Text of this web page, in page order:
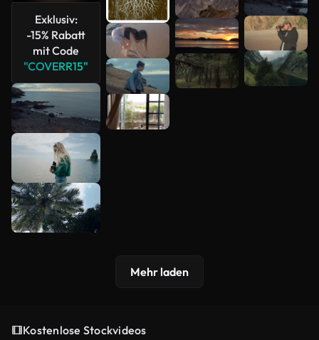
Exklusiv:
-15% Rabatt
mit Code
"COVERR15"
anzeigen
Mehr laden
Kostenlose Stockvideos